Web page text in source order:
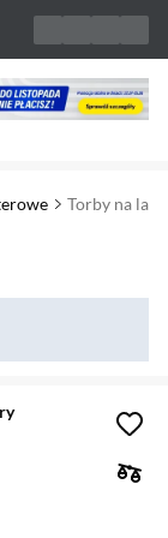
aktualny element 1 z
Torby na